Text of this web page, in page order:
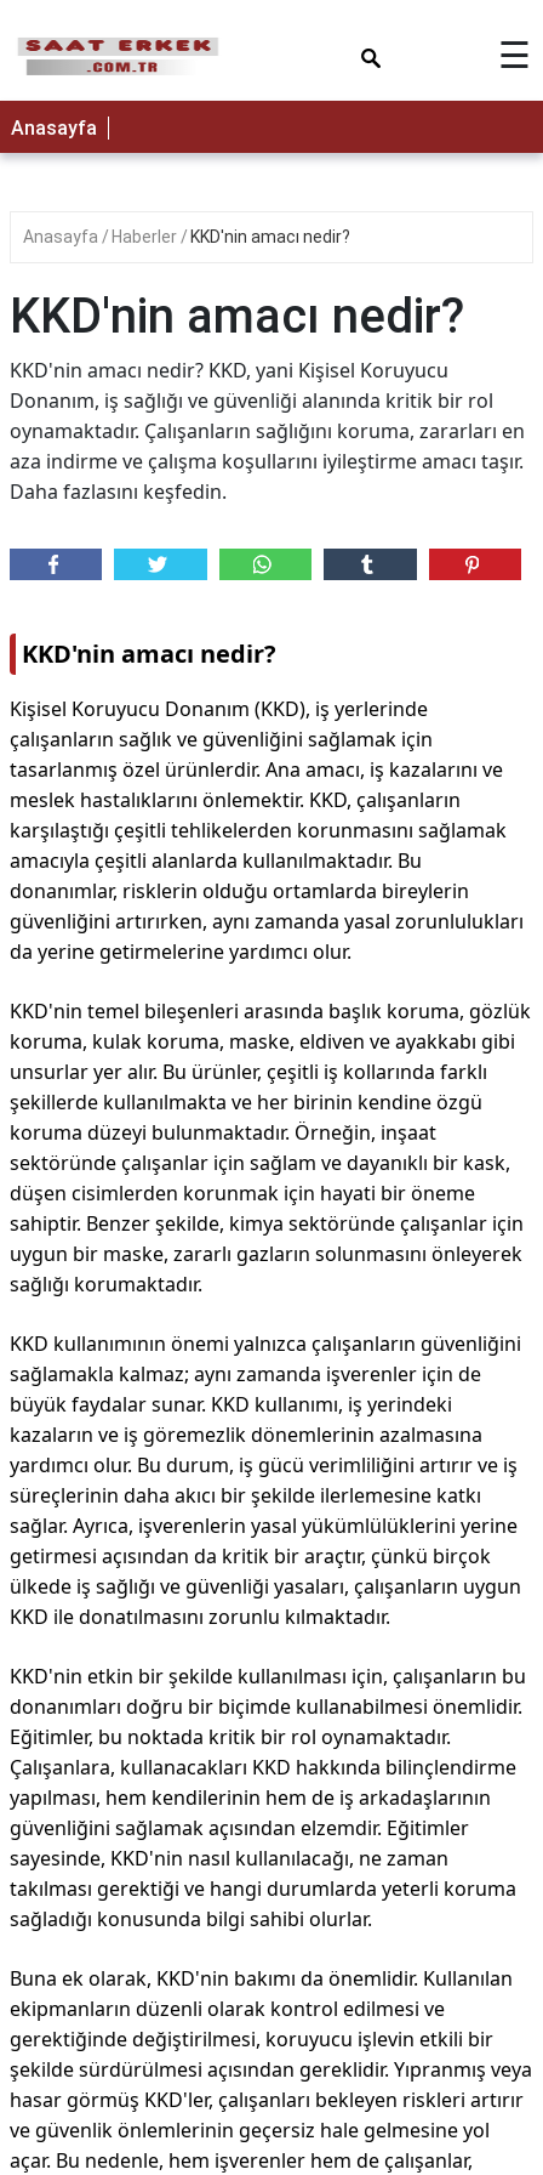
☰
Anasayfa
Anasayfa Haberler KKD'nin amacı nedir?
KKD'nin amacı nedir?
KKD'nin amacı nedir? KKD, yani Kişisel Koruyucu
Donanım, iş sağlığı ve güvenliği alanında kritik bir rol
oynamaktadır. Çalışanların sağlığını koruma, zararları en
aza indirme ve çalışma koşullarını iyileştirme amacı taşır.
Daha fazlasını keşfedin.
KKD'nin amacı nedir?
Kişisel Koruyucu Donanım (KKD), iş yerlerinde
çalışanların sağlık ve güvenliğini sağlamak için
tasarlanmış özel ürünlerdir. Ana amacı, iş kazalarını ve
meslek hastalıklarını önlemektir. KKD, çalışanların
karşılaştığı çeşitli tehlikelerden korunmasını sağlamak
amacıyla çeşitli alanlarda kullanılmaktadır. Bu
donanımlar, risklerin olduğu ortamlarda bireylerin
güvenliğini artırırken, aynı zamanda yasal zorunlulukları
da yerine getirmelerine yardımcı olur.
KKD'nin temel bileşenleri arasında başlık koruma, gözlük
koruma, kulak koruma, maske, eldiven ve ayakkabı gibi
unsurlar yer alır. Bu ürünler, çeşitli iş kollarında farklı
şekillerde kullanılmakta ve her birinin kendine özgü
koruma düzeyi bulunmaktadır. Örneğin, inşaat
sektöründe çalışanlar için sağlam ve dayanıklı bir kask,
düşen cisimlerden korunmak için hayati bir öneme
sahiptir. Benzer şekilde, kimya sektöründe çalışanlar için
uygun bir maske, zararlı gazların solunmasını önleyerek
sağlığı korumaktadır.
KKD kullanımının önemi yalnızca çalışanların güvenliğini
sağlamakla kalmaz; aynı zamanda işverenler için de
büyük faydalar sunar. KKD kullanımı, iş yerindeki
kazaların ve iş göremezlik dönemlerinin azalmasına
yardımcı olur. Bu durum, iş gücü verimliliğini artırır ve iş
süreçlerinin daha akıcı bir şekilde ilerlemesine katkı
sağlar. Ayrıca, işverenlerin yasal yükümlülüklerini yerine
getirmesi açısından da kritik bir araçtır, çünkü birçok
ülkede iş sağlığı ve güvenliği yasaları, çalışanların uygun
KKD ile donatılmasını zorunlu kılmaktadır.
KKD'nin etkin bir şekilde kullanılması için, çalışanların bu
donanımları doğru bir biçimde kullanabilmesi önemlidir.
Eğitimler, bu noktada kritik bir rol oynamaktadır.
Çalışanlara, kullanacakları KKD hakkında bilinçlendirme
yapılması, hem kendilerinin hem de iş arkadaşlarının
güvenliğini sağlamak açısından elzemdir. Eğitimler
sayesinde, KKD'nin nasıl kullanılacağı, ne zaman
takılması gerektiği ve hangi durumlarda yeterli koruma
sağladığı konusunda bilgi sahibi olurlar.
Buna ek olarak, KKD'nin bakımı da önemlidir. Kullanılan
ekipmanların düzenli olarak kontrol edilmesi ve
gerektiğinde değiştirilmesi, koruyucu işlevin etkili bir
şekilde sürdürülmesi açısından gereklidir. Yıpranmış veya
hasar görmüş KKD'ler, çalışanları bekleyen riskleri artırır
ve güvenlik önlemlerinin geçersiz hale gelmesine yol
açar. Bu nedenle, hem işverenler hem de çalışanlar,